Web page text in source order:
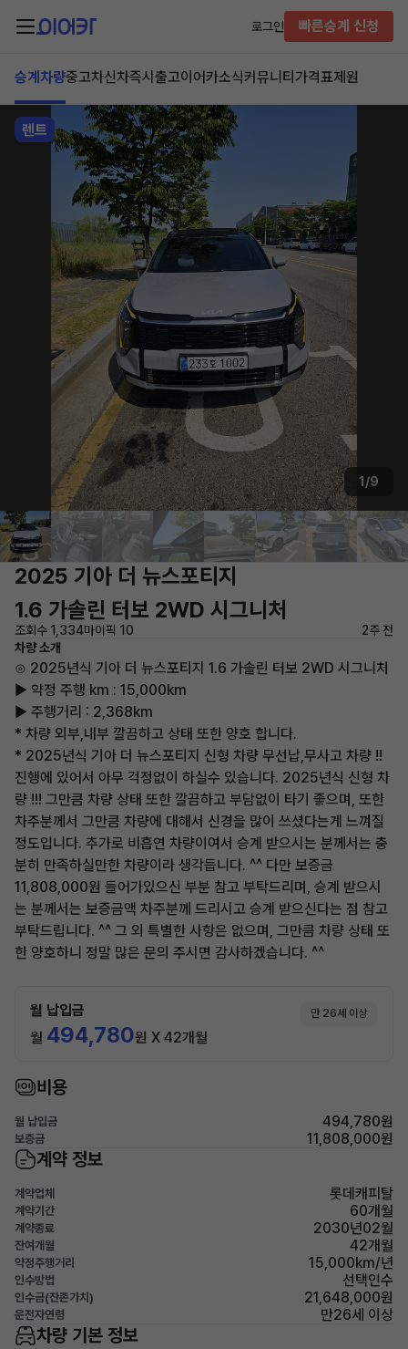
로그인 빠른승계 신청
승계차량중고차신차즉시출고이어카소식커뮤니티 가격표제원
렌트
1/9
2025 기아 더 뉴스포티지
1.6 가솔린 터보 2WD 시그니처
조회수 1,334마이픽 10
2주 전
차량 소개
⊙ 2025년식 기아 더 뉴스포티지 1.6 가솔린 터보 2WD 시그니처
▶ 약정 주행 km : 15,000km
▶ 주행거리 : 2,368km
* 차량 외부,내부 깔끔하고 상태 또한 양호 합니다.
* 2025년식 기아 더 뉴스포티지 신형 차량 무선납,무사고 차량 !!
진행에 있어서 아무 걱정없이 하실수 있습니다. 2025년식 신형 차
량 !!! 그만큼 차량 상태 또한 깔끔하고 부담없이 타기 좋으며, 또한
차주분께서 그만큼 차량에 대해서 신경을 많이 쓰셨다는게 느껴질
정도입니다. 추가로 비흡연 차량이여서 승계 받으시는 분께서는 충
분히 만족하실만한 차량이라 생각듭니다. ^^ 다만 보증금
11,808,000원 들어가있으신 부분 참고 부탁드리며, 승계 받으시
는 분께서는 보증금액 차주분께 드리시고 승계 받으신다는 점 참고
부탁드립니다. ^^ 그 외 특별한 사항은 없으며, 그만큼 차량 상태 또
한 양호하니 정말 많은 문의 주시면 감사하겠습니다. ^^
월 납입금 만 26세 이상
월 494,780원 X 42개월
비용
월 납입금 494,780원
보증금 11,808,000원
계약 정보
계약업체 롯데캐피탈
계약기간 60개월
계약종료 2030년02월
잔여개월 42개월
약정주행거리 15,000km/년
인수방법 선택인수
인수금(잔존가치) 21,648,000원
운전자연령 만26세 이상
차량 기본 정보